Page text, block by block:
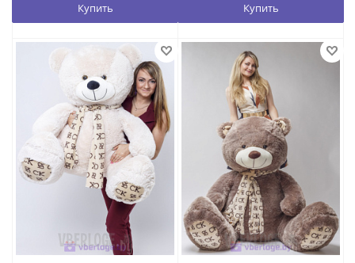
Купить Купить